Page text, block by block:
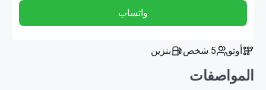
واتساب
أوتو 5 شخص بنزين
المواصفات